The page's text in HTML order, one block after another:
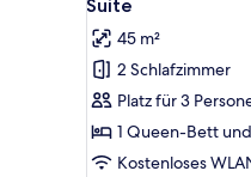
Fotos
für
Suite
anzeigen
Suite
45 m²
2 Schlafzimmer
Platz für 3
1 Queen-Bett
Kostenloses